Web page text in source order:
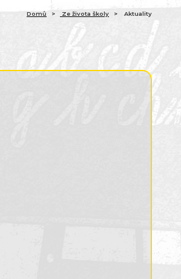
Domů Ze života školy Aktuality